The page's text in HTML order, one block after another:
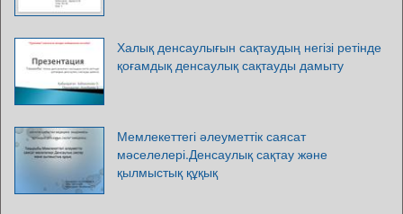
Халық денсаулығын сақтаудың негізі ретінде
қоғамдық денсаулық сақтауды дамыту
Мемлекеттегі әлеуметтік саясат
мәселелері.Денсаулық сақтау және
қылмыстық құқық